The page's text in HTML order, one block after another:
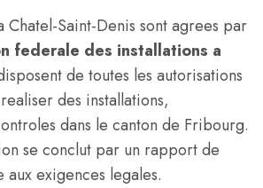
Saint-Denis sont agrees par
federale des installations a
de toutes les autorisations
des installations,
dans le canton de Fribourg.
se conclut par un rapport de
exigences legales.